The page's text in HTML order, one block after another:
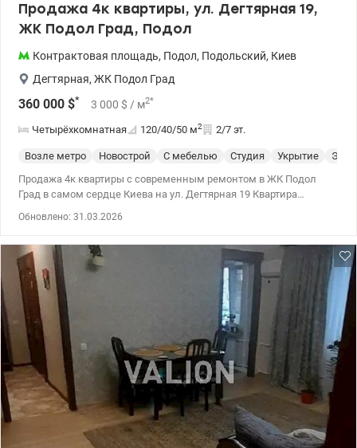
Продажа 4к квартиры, ул. Дегтярная 19,
ЖК Подол Град, Подол
Контрактовая площадь, Подол, Подольский, Киев
Дегтярная, ЖК Подол Град
360 000 $* 3 000 $ / м2*
Четырёхкомнатная 120/40/50 м2 2/7 эт.
Возле метро Новострой С мебелью Студия Укрытие
Элит
Продажа 4к квартиры с современным ремонтом в ЖК Подол
Град в самом сердце Киева на ул. Дегтярная 19 Квартира
ванной). -Кухня-студия. -Просторный балкон. -Большой
гардероб. -коридор. В квартире выполнен современный ремонт,
квартира укомплектована всей необходимой мебелью и
техникой. За счет большого количества окон и высоты потолков
квартира очень светлая и просторная. ЖК Подол Град –
престижный комплекс комфорта класса. В доме
презентабельная входная группа, консьреж, детская площадка
во дворе, круглосуточная охрана. Лучший дом комплекса –
отдельный, единственный с закрытым шлагбаумом. 3 мин. От
Андреевской церкви, 7 мин. Площадь Независимости, метро
Контрактовая площадь 10 минут пешего хода. Дом в окружении
леса, парков и скверов. Также есть бесплатные паркоместа во
дворе. Ціна 360 000 у.е. +38 050 213 87 71, +38 095 490 54 11
Обновлено: 31.03.2026